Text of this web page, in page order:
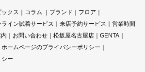
クス コラム ｜ ブランド フロア
ライン試着サービス 来店予約サービス
営業時間
お問い合わせ 松坂屋名古屋店 GENTA
ホームページのプライバシーポリシー
ー